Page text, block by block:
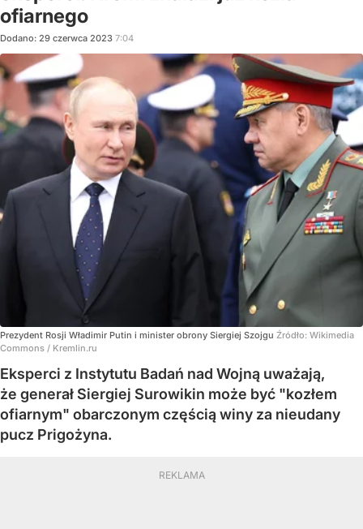
ofiarnego
Dodano: 29 czerwca 2023 7:04
Prezydent Rosji Władimir Putin i minister obrony Siergiej Szojgu Źródło: Wikimedia
Commons / Kremlin.ru
Eksperci z Instytutu Badań nad Wojną uważają,
że generał Siergiej Surowikin może być "kozłem
ofiarnym" obarczonym częścią winy za nieudany
pucz Prigożyna.